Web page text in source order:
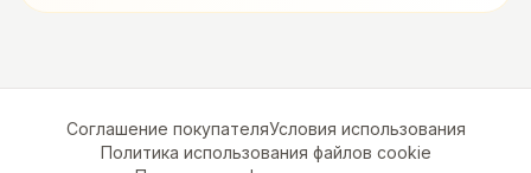
Соглашение покупателяУсловия использования
Политика использования файлов cookie